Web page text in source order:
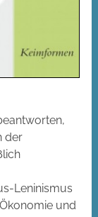
der
Leninismus
und